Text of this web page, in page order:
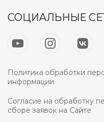
СОЦИАЛЬНЫЕ
Политика обработки
информации
Согласие на обработку
сборе заявок на Сайте